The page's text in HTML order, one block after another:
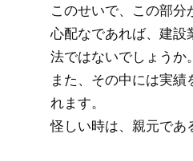
このせいで、この部分
心配なであれば、建設
法ではないでしょうか。
また、その中には実
れます。
怪しい時は、親元であ